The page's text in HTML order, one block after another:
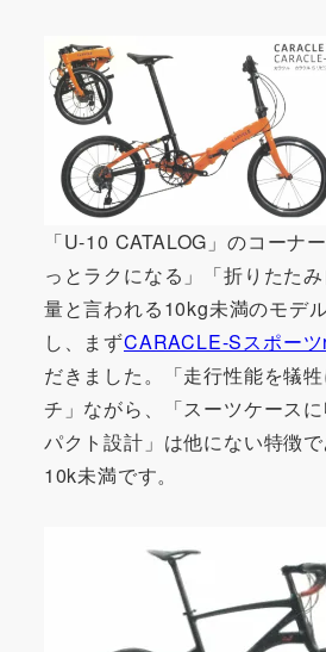
「U-10 CATALOG」のコーナ
っとラクになる」「折りたた
量と言われる10kg未満のモデ
し、まずCARACLE-Sスポーツ
だきました。「走行性能を犠
チ」ながら、「スーツケース
パクト設計」は他にない特徴
10k未満です。